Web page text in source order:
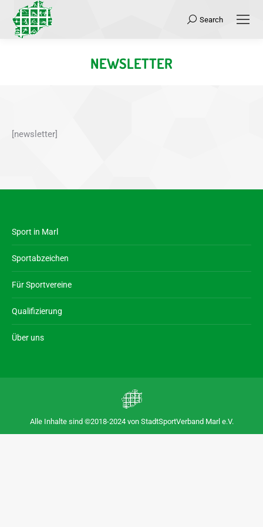
Search:
Search
NEWSLETTER
[newsletter]
Sport in Marl
Sportabzeichen
Für Sportvereine
Qualifizierung
Über uns
Alle Inhalte sind ©2018-2024 von StadtSportVerband Marl e.V.